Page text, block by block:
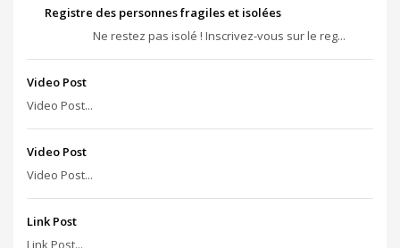
Registre des personnes fragiles et isolées
Ne restez pas isolé ! Inscrivez-vous sur le reg...
Video Post
Video Post...
Video Post
Video Post...
Link Post
Link Post...